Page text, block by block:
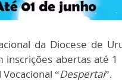
da Diocese de
inscrições abertas até
“Despertai”.